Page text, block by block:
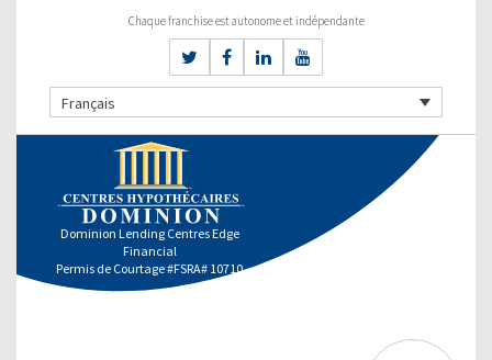
Chaque franchise est autonome et indépendante
Français
Dominion Lending Centres Edge
Financial
Permis de Courtage #FSRA# 10710